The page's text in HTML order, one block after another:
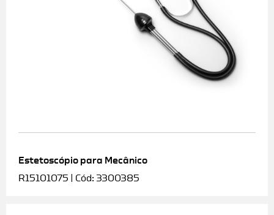
Estetoscópio para Mecânico
R15101075 | Cód: 3300385